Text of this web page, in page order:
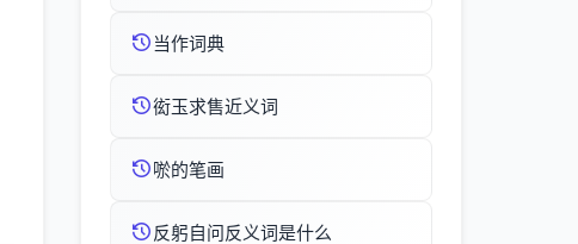
当作词典
衒玉求售近义词
唹的笔画
反躬自问反义词是什么